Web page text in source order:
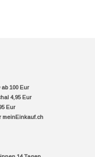
100 Eur
4,95 Eur
Eur
meinEinkauf.ch